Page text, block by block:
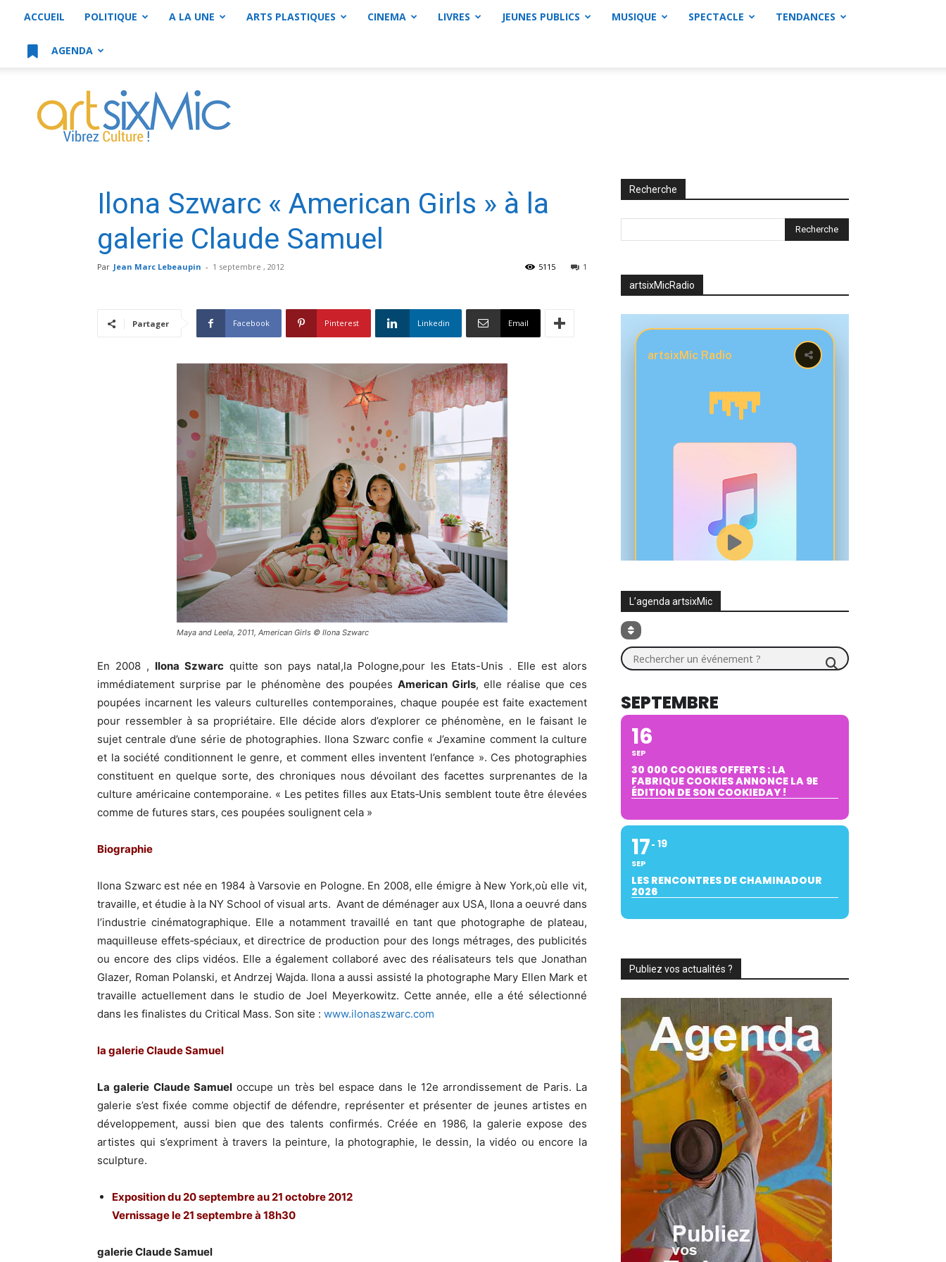
ACCUEIL POLITIQUE A LA UNE ARTS PLASTIQUES CINEMA LIVRES JEUNES PUBLICS MUSIQUE SPECTACLE TENDANCES
AGENDA
artsixMic
Ilona Szwarc « American Girls » à la
galerie Claude Samuel
Par Jean Marc Lebeaupin - 1 septembre , 2012 1
5115
Partager Facebook Pinterest Linkedin Email
Maya and Leela, 2011, American Girls © Ilona Szwarc
En 2008 , Ilona Szwarc quitte son pays natal,la Pologne,pour les Etats-Unis . Elle est alors
immédiatement surprise par le phénomène des poupées American Girls, elle réalise que ces
poupées incarnent les valeurs culturelles contemporaines, chaque poupée est faite exactement
pour ressembler à sa propriétaire. Elle décide alors d’explorer ce phénomène, en le faisant le
sujet centrale d’une série de photographies. Ilona Szwarc confie « J’examine comment la culture
et la société conditionnent le genre, et comment elles inventent l’enfance ». Ces photographies
constituent en quelque sorte, des chroniques nous dévoilant des facettes surprenantes de la
culture américaine contemporaine. « Les petites filles aux Etats‐Unis semblent toute être élevées
comme de futures stars, ces poupées soulignent cela »
Biographie
Ilona Szwarc est née en 1984 à Varsovie en Pologne. En 2008, elle émigre à New York,où elle vit,
travaille, et étudie à la NY School of visual arts. Avant de déménager aux USA, Ilona a oeuvré dans
l’industrie cinématographique. Elle a notamment travaillé en tant que photographe de plateau,
maquilleuse effets‐spéciaux, et directrice de production pour des longs métrages, des publicités
ou encore des clips vidéos. Elle a également collaboré avec des réalisateurs tels que Jonathan
Glazer, Roman Polanski, et Andrzej Wajda. Ilona a aussi assisté la photographe Mary Ellen Mark et
travaille actuellement dans le studio de Joel Meyerkowitz. Cette année, elle a été sélectionné
dans les finalistes du Critical Mass. Son site : www.ilonaszwarc.com
la galerie Claude Samuel
La galerie Claude Samueloccupe un très bel espace dans le 12e arrondissement de Paris. La
galerie s’est fixée comme objectif de défendre, représenter et présenter de jeunes artistes en
développement, aussi bien que des talents confirmés. Créée en 1986, la galerie expose des
artistes qui s’expriment à travers la peinture, la photographie, le dessin, la vidéo ou encore la
sculpture.
Exposition du 20 septembre au 21 octobre 2012
Vernissage le 21 septembre à 18h30
galerie Claude Samuel
Recherche
artsixMicRadio
L’agenda artsixMic
Rechercher un événement ?
SEPTEMBRE
16
SEP
30 000 COOKIES OFFERTS : LA
FABRIQUE COOKIES ANNONCE LA 9E
ÉDITION DE SON COOKIEDAY !
17
SEP
19
LES RENCONTRES DE CHAMINADOUR
2026
Publiez vos actualités ?